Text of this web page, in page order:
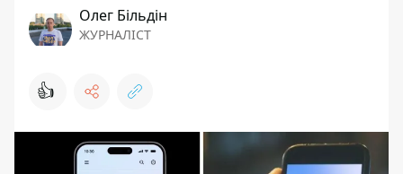
Олег Більдін
ЖУРНАЛІСТ
👍